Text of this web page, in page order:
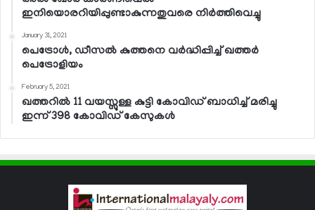
ഇനിയൊരറിയിപ്പുണ്ടാകുന്നതുവരെ നിര്‍ത്തിവെച്ചു
January 31, 2021
പെട്രോള്‍, ഡീസല്‍ കുത്തനെ വര്‍ദ്ധിപ്പിച്ച് ഖത്തര്‍
പെട്രോളിയം
February 5, 2021
ഖത്തറില്‍ 11 വയസ്സുള്ള കുട്ടി കോവിഡ് ബാധിച്ച് മരിച്ചു
ഇന്ന് 398 കോവിഡ് കേസുകള്‍